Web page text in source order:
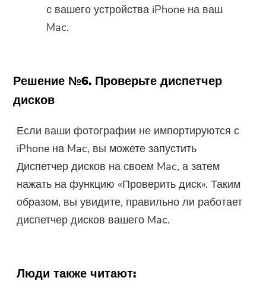
с вашего устройства iPhone на ваш
Mac.
Решение №6. Проверьте диспетчер
дисков
Если ваши фотографии не импортируются с
iPhone на Mac, вы можете запустить
Диспетчер дисков на своем Mac, а затем
нажать на функцию «Проверить диск». Таким
образом, вы увидите, правильно ли работает
диспетчер дисков вашего Mac.
Люди также читают: